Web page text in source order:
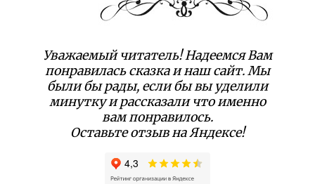
Уважаемый читатель! Надеемся Вам
понравилась сказка и наш сайт. Мы
были бы рады, если бы вы уделили
минутку и рассказали что именно
вам понравилось.
Оставьте отзыв на Яндексе!